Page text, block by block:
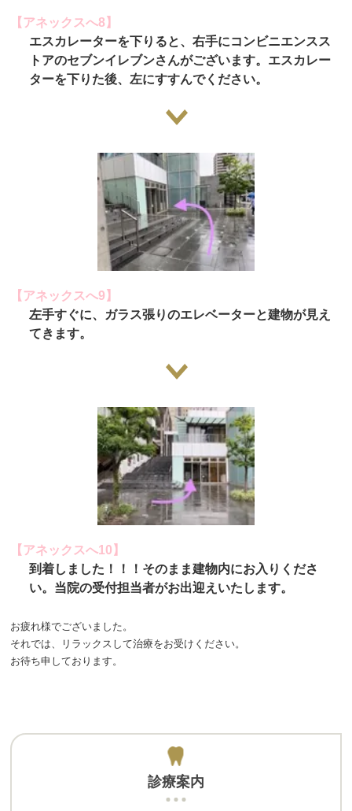
【アネックスへ8】
エスカレーターを下りると、右手にコンビニエンスス
トアのセブンイレブンさんがございます。エスカレー
ターを下りた後、左にすすんでください。
【アネックスへ9】
左手すぐに、ガラス張りのエレベーターと建物が見え
てきます。
【アネックスへ10】
到着しました！！！そのまま建物内にお入りくださ
い。当院の受付担当者がお出迎えいたします。
お疲れ様でございました。
それでは、リラックスして治療をお受けください。
お待ち申しております。
診療案内